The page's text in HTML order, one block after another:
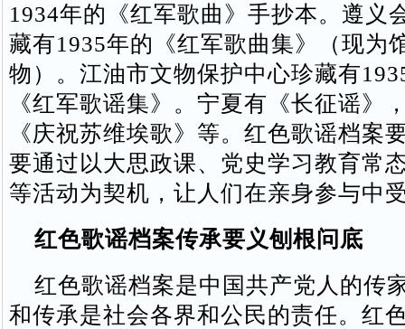
1934年的《红军歌曲》手抄本。遵义
藏有1935年的《红军歌曲集》（现为
物）。江油市文物保护中心珍藏有
《红军歌谣集》。宁夏有《长征谣》
《庆祝苏维埃歌》等。红色歌谣档案
要通过以大思政课、党史学习教育常
等活动为契机，让人们在亲身参与中
红色歌谣档案传承要义刨根问底
红色歌谣档案是中国共产党人的传
和传承是社会各界和公民的责任。红